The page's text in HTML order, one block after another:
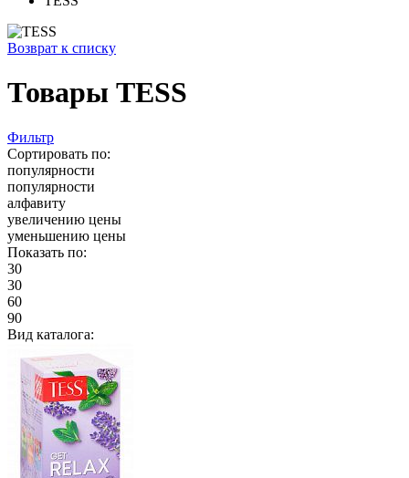
Возврат к списку
Товары TESS
Фильтр
Сортировать по:
популярности
популярности
алфавиту
увеличению цены
уменьшению цены
Показать по:
30
30
60
90
Вид каталога: